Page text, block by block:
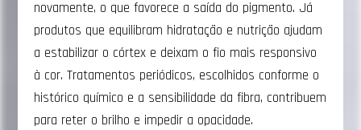
novamente, o que favorece a saída do pigmento. Já
produtos que equilibram hidratação e nutrição ajudam
a estabilizar o córtex e deixam o fio mais responsivo
à cor. Tratamentos periódicos, escolhidos conforme o
histórico químico e a sensibilidade da fibra, contribuem
para reter o brilho e impedir a opacidade.